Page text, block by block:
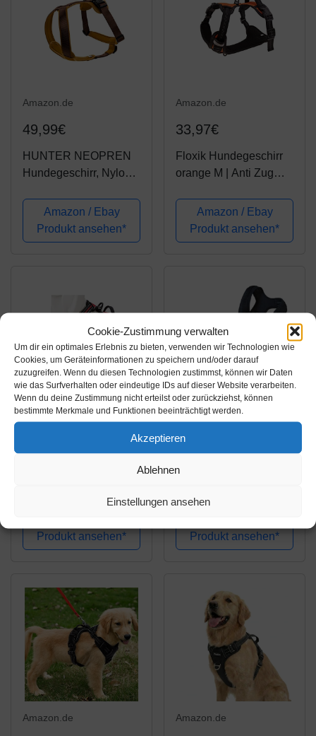
Cookie-Zustimmung verwalten
Um dir ein optimales Erlebnis zu bieten, verwenden wir Technologien wie
Cookies, um Geräteinformationen zu speichern und/oder darauf
zuzugreifen. Wenn du diesen Technologien zustimmst, können wir Daten
wie das Surfverhalten oder eindeutige IDs auf dieser Website verarbeiten.
Wenn du deine Zustimmung nicht erteilst oder zurückziehst, können
bestimmte Merkmale und Funktionen beeinträchtigt werden.
Akzeptieren
Ablehnen
Einstellungen ansehen
Amazon.de
49,99€
HUNTER NEOPREN
Hundegeschirr, Nylon,
M/2 58 - 72 cm,
braun/caramel
Amazon / Ebay
Produkt ansehen*
Amazon.de
33,97€
Floxik Hundegeschirr
orange M | Anti Zug
reflektierend &
gepolstert mit Haltegriff
für mittelgroße und
Amazon / Ebay
Produkt ansehen*
Amazon.de
TLH5651, verhindert
Nähte sorgen für
Sichtbarkeit in der
Produkt ansehen*
Amazon.de
143,34€
Follow, schwarz, M,
Produkt ansehen*
Amazon.de Amazon.de